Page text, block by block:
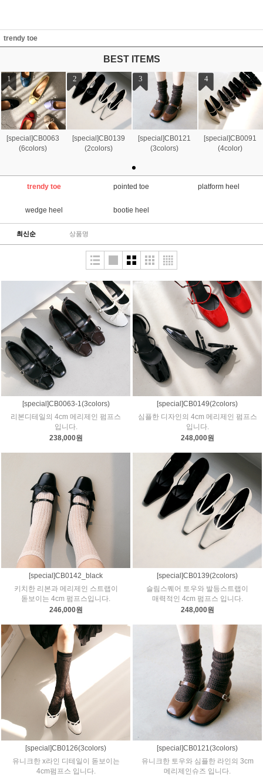
trendy toe
BEST ITEMS
1
[special]CB0063
(6colors)
2
[special]CB0139
(2colors)
3
[special]CB0121
(3colors)
4
[special]CB0091
(4color)
trendy toe pointed toe platform heel
wedge heel bootie heel
최신순 상품명
[special]CB0063-1(3colors)
리본디테일의 4cm 메리제인 펌프스
입니다.
238,000원
[special]CB0149(2colors)
심플한 디자인의 4cm 메리제인 펌프스
입니다.
248,000원
[special]CB0142_black
키치한 리본과 메리제인 스트랩이
돋보이는 4cm 펌프스입니다.
246,000원
[special]CB0139(2colors)
슬림스퀘어 토우와 발등스트랩이
매력적인 4cm 펌프스 입니다.
248,000원
[special]CB0126(3colors)
유니크한 x라인 디테일이 돋보이는
4cm펌프스 입니다.
[special]CB0121(3colors)
유니크한 토우와 심플한 라인의 3cm
메리제인슈즈 입니다.